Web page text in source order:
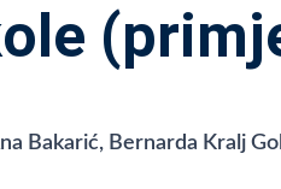
Bakarić, Bernarda Kralj